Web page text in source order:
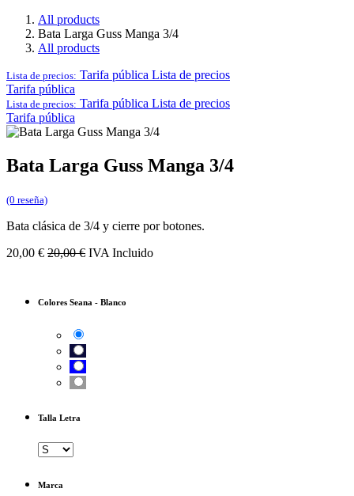
All products
Bata Larga Guss Manga 3/4
All products
Lista de precios: Tarifa pública Lista de precios
Tarifa pública
Lista de precios: Tarifa pública Lista de precios
Tarifa pública
Bata Larga Guss Manga 3/4
(0 reseña)
Bata clásica de 3/4 y cierre por botones.
20,00 € 20,00€ IVA Incluido
Colores Seana - Blanco
Talla Letra
Marca